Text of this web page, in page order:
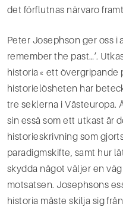
det förflutnas närvaro
Peter Josephson ger oss i
remember the past…’.
historia« ett övergripande
historielösheten har
tre seklerna i Västeuropa.
sin essä som ett utkast är
historieskrivning som
paradigmskifte, samt hur
skydda något väljer en
motsatsen. Josephsons
historia måste skilja sig